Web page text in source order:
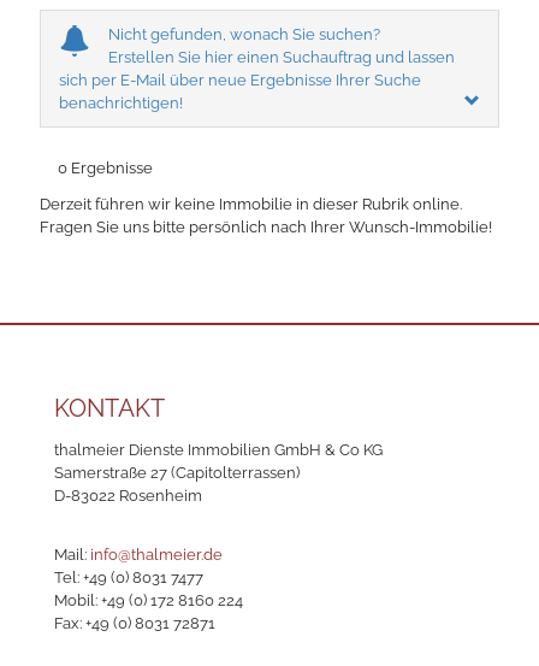
Nicht gefunden, wonach Sie suchen?
Erstellen Sie hier einen Suchauftrag und lassen
sich per E-Mail über neue Ergebnisse Ihrer Suche
benachrichtigen!
0 Ergebnisse
Derzeit führen wir keine Immobilie in dieser Rubrik online.
Fragen Sie uns bitte persönlich nach Ihrer Wunsch-Immobilie!
KONTAKT
thalmeier Dienste Immobilien GmbH & Co KG
Samerstraße 27 (Capitolterrassen)
D-83022 Rosenheim
Mail: info@thalmeier.de
Tel: +49 (0) 8031 7477
Mobil: +49 (0) 172 8160 224
Fax: +49 (0) 8031 72871